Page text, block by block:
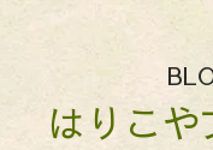
はりこ